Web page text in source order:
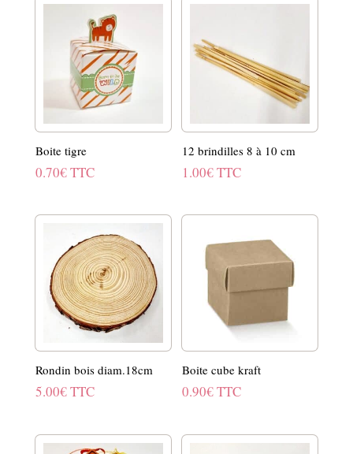
Boite tigre
0.70€TTC
12 brindilles 8 à 10 cm
1.00€TTC
Rondin bois diam.18cm
5.00€TTC
Boite cube kraft
0.90€TTC